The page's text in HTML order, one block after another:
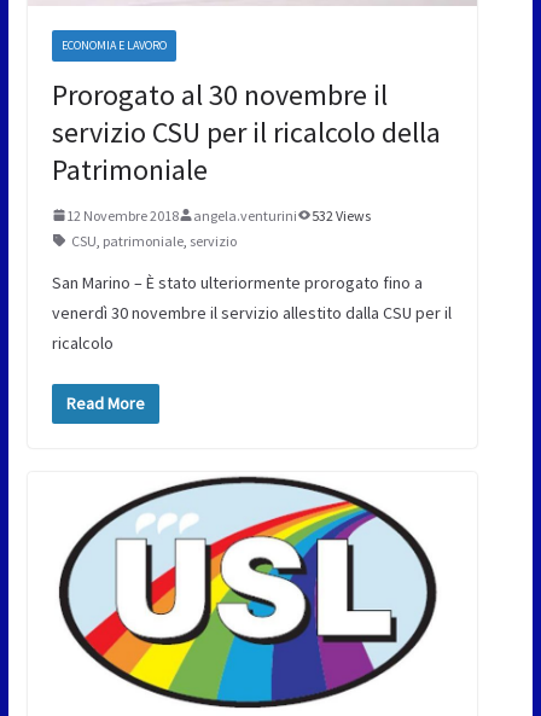
ECONOMIA E LAVORO
Prorogato al 30 novembre il
servizio CSU per il ricalcolo della
Patrimoniale
12 Novembre 2018 angela.venturini
532 Views
CSU patrimoniale, servizio
San Marino – È stato ulteriormente prorogato fino a
venerdì 30 novembre il servizio allestito dalla CSU per il
ricalcolo
Read More